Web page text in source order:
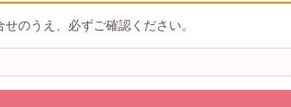
のうえ、必ずご確認ください。